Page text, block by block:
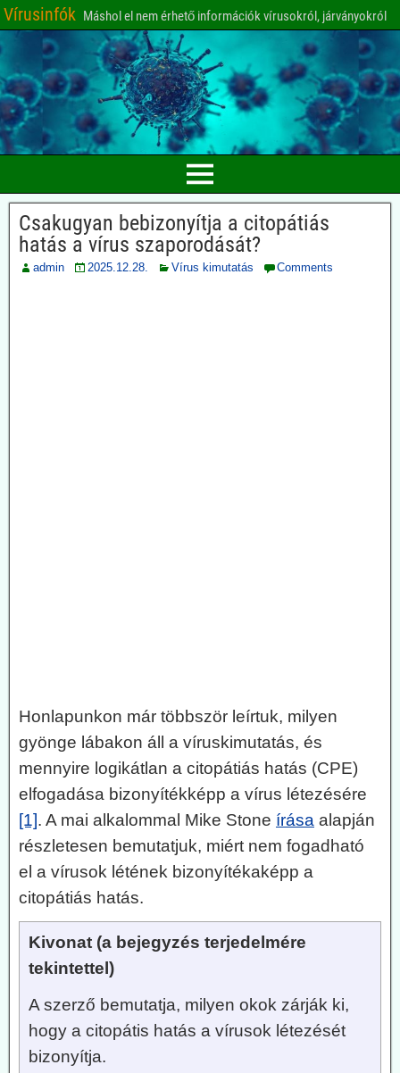
Vírusinfók Máshol el nem érhető információk vírusokról, járványokról
Csakugyan bebizonyítja a citopátiás
hatás a vírus szaporodását?
admin 2025.12.28. Vírus kimutatás Comments
Honlapunkon már többször leírtuk, milyen
gyönge lábakon áll a víruskimutatás, és
mennyire logikátlan a citopátiás hatás (CPE)
elfogadása bizonyítékképp a vírus létezésére
[1]. A mai alkalommal Mike Stone írása alapján
részletesen bemutatjuk, miért nem fogadható
el a vírusok létének bizonyítékaképp a
citopátiás hatás.
Kivonat (a bejegyzés terjedelmére
tekintettel)
A szerző bemutatja, milyen okok zárják ki,
hogy a citopátis hatás a vírusok létezését
bizonyítja.